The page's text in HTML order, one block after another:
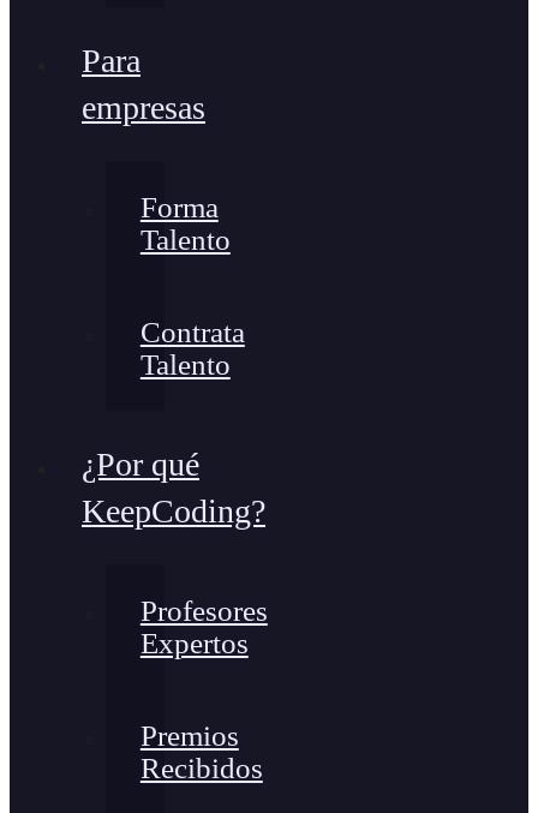
Para
empresas
Forma
Talento
Contrata
Talento
¿Por qué
KeepCoding?
Profesores
Expertos
Premios
Recibidos